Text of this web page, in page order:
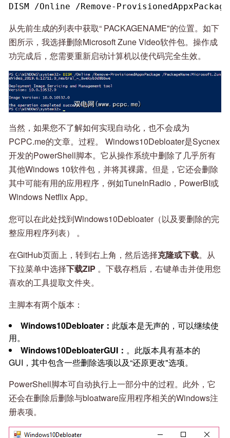
DISM /Online /Remove-ProvisionedAppxPackage /
从先前生成的列表中获取“ PACKAGENAME"的位置。如下
图所示，我选择删除Microsoft Zune Video软件包。操作成
功完成后，您需要重新启动计算机以使代码完全生效。
当然，如果您不了解如何实现自动化，也不会成为
PCPC.me的文章。过程。 Windows10Debloater是Sycnex
开发的PowerShell脚本。它从操作系统中删除了几乎所有
其他Windows 10软件包，并将其裸露。但是，它还会删除
其中可能有用的应用程序，例如TuneInRadio，PowerBI或
Windows Netflix App。
您可以在此处找到Windows10Debloater（以及要删除的完
整应用程序列表） 。
在GitHub页面上，转到右上角，然后选择克隆或下载。从
下拉菜单中选择下载ZIP 。下载存档后，右键单击并使用您
喜欢的工具提取文件夹。
主脚本有两个版本：
Windows10Debloater： 此版本是无声的，可以继续使
用。
Windows10DebloaterGUI： 。此版本具有基本的
GUI，其中包含一些删除选项以及“还原更改"选项。
PowerShell脚本可自动执行上一部分中的过程。此外，它
还会在删除后删除与bloatware应用程序相关的Windows注
册表项。